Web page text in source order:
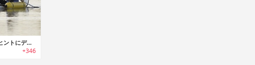
MYCANOE｜折り紙をヒントにデザインされた折りたたみ方式カヌー「マイカヌー」
+346